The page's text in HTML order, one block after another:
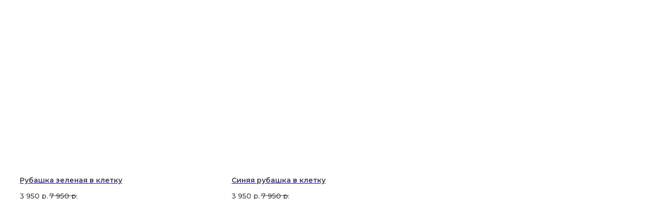
Рубашка зеленая в клетку
3 950 р. 7 950 р.
Синяя рубашка в клетку
3 950 р. 7 950 р.